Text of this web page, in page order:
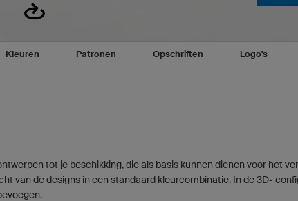
Kleuren Patronen Opschriften Logo's
tot je beschikking, die als basis kunnen dienen voor het
van de designs in een standaard kleurcombinatie. In de 3D-